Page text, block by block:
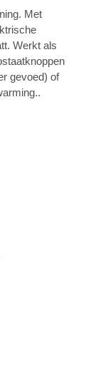
Met
Werkt als
gevoed) of